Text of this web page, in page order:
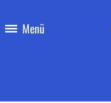
Menü